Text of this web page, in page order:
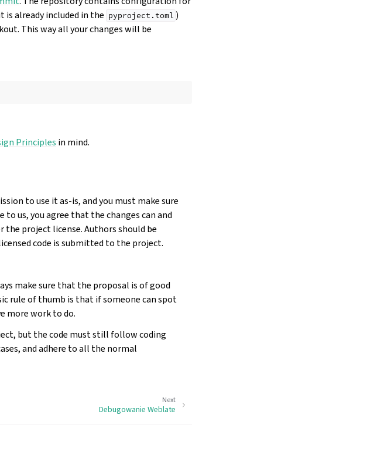
already included in the pyproject.toml )
This way all your changes will be
Principles in mind.
to use it as-is, and you must make sure
us, you agree that the changes can and
project license. Authors should be
code is submitted to the project.
make sure that the proposal is of good
rule of thumb is that if someone can spot
more work to do.
but the code must still follow coding
and adhere to all the normal
Next
Debugowanie Weblate